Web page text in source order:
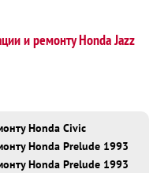
и ремонту Honda Jazz
Honda Civic
Honda Prelude 1993
Honda Prelude 1993